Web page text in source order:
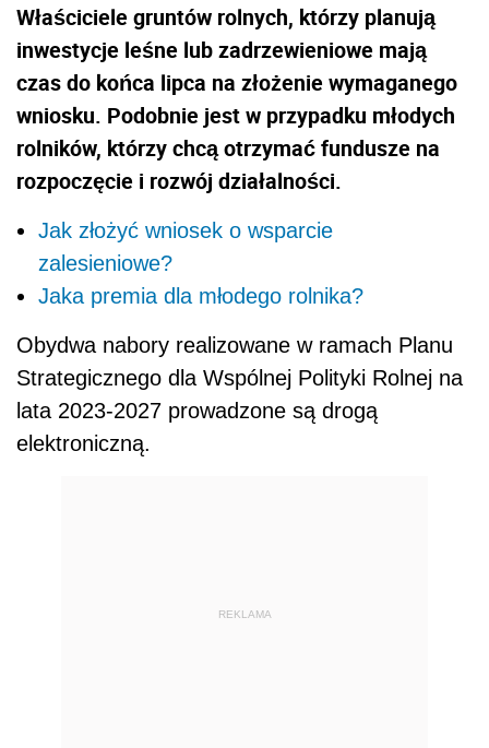
Właściciele gruntów rolnych, którzy planują
inwestycje leśne lub zadrzewieniowe mają
czas do końca lipca na złożenie wymaganego
wniosku. Podobnie jest w przypadku młodych
rolników, którzy chcą otrzymać fundusze na
rozpoczęcie i rozwój działalności.
Jak złożyć wniosek o wsparcie
zalesieniowe?
Jaka premia dla młodego rolnika?
Obydwa nabory realizowane w ramach Planu
Strategicznego dla Wspólnej Polityki Rolnej na
lata 2023-2027 prowadzone są drogą
elektroniczną.
REKLAMA